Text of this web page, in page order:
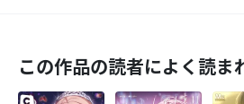
この作品の読者によく読ま